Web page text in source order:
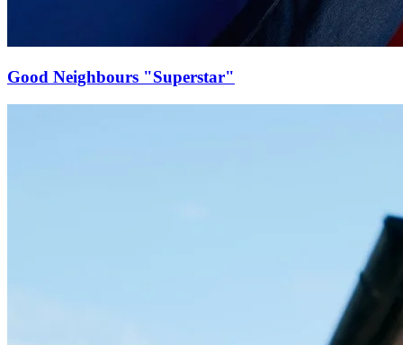
Good Neighbours "Superstar"